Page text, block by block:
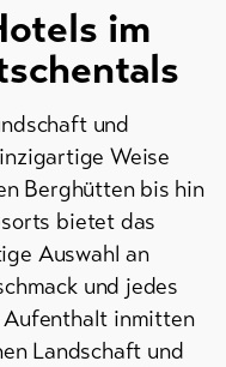
im
und
Weise
Berghütten bis hin
bietet das
Auswahl an
und jedes
Aufenthalt inmitten
Landschaft und